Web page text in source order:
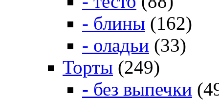
- блины (162)
- оладьи (33)
Торты (249)
- без выпечки